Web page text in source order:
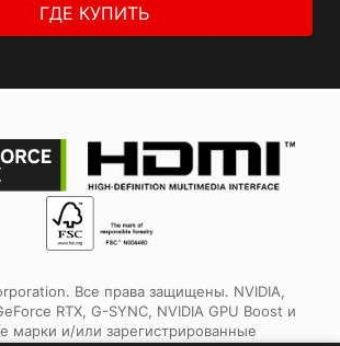
ГДЕ КУПИТЬ
Все права защищены. NVIDIA,
RTX, G-SYNC, NVIDIA GPU Boost и
марки и/или зарегистрированные